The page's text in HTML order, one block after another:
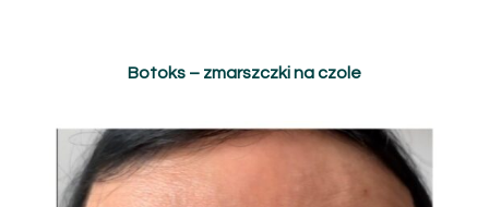
Botoks – zmarszczki na czole